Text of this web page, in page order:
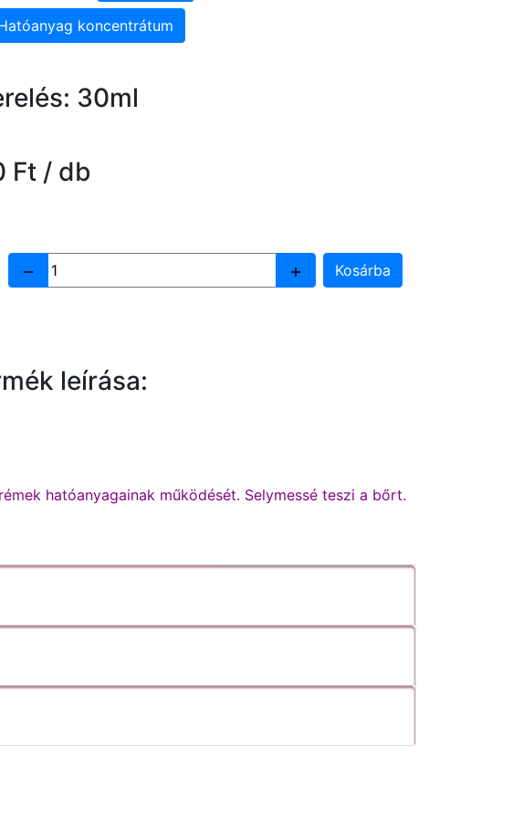
koncentrátum
30ml
Ft / db
leírása:
hatóanyagainak működését. Selymessé teszi a bőrt.